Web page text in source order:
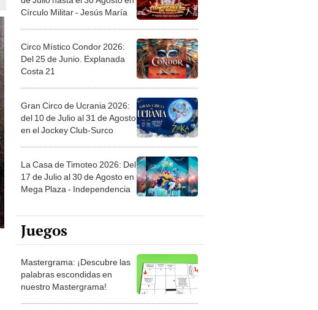
Círculo Militar - Jesús María
Circo Místico Condor 2026:
Del 25 de Junio. Explanada
Costa 21
Gran Circo de Ucrania 2026:
del 10 de Julio al 31 de Agosto
en el Jockey Club-Surco
La Casa de Timoteo 2026: Del
17 de Julio al 30 de Agosto en
Mega Plaza - Independencia
Juegos
Mastergrama: ¡Descubre las
palabras escondidas en
nuestro Mastergrama!